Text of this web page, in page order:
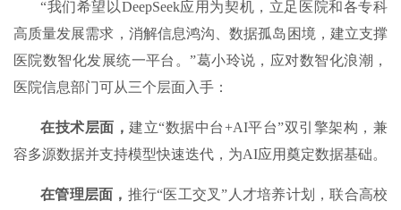
“我们希望以DeepSeek应用为契机，立足医院和各专科
高质量发展需求，消解信息鸿沟、数据孤岛困境，建立支撑
医院数智化发展统一平台。”葛小玲说，应对数智化浪潮，
医院信息部门可从三个层面入手：
在技术层面，建立“数据中台+AI平台”双引擎架构，兼
容多源数据并支持模型快速迭代，为AI应用奠定数据基础。
在管理层面， 推行“医工交叉”人才培养计划，联合高校